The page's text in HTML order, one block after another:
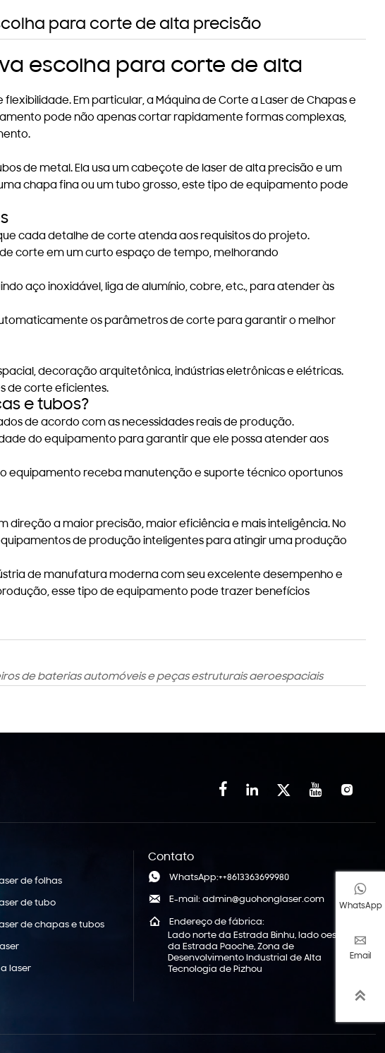
para corte de alta precisão
escolha para corte de alta
Em particular, a Máquina de Corte a Laser de Chapas e
pode não apenas cortar rapidamente formas complexas,
de metal. Ela usa um cabeçote de laser de alta precisão e um
chapa fina ou um tubo grosso, este tipo de equipamento pode
cada detalhe de corte atenda aos requisitos do projeto.
corte em um curto espaço de tempo, melhorando
aço inoxidável, liga de alumínio, cobre, etc., para atender às
os parâmetros de corte para garantir o melhor
decoração arquitetônica, indústrias eletrônicas e elétricas.
de corte eficientes.
e tubos?
de acordo com as necessidades reais de produção.
do equipamento para garantir que ele possa atender aos
equipamento receba manutenção e suporte técnico oportunos
direção a maior precisão, maior eficiência e mais inteligência. No
de produção inteligentes para atingir uma produção
de manufatura moderna com seu excelente desempenho e
esse tipo de equipamento pode trazer benefícios
de baterias automóveis e peças estruturais aeroespaciais
    
de folhas
de tubo
de chapas e tubos
laser
Contato
 WhatsApp:++8613363699980
 E-mail: admin@guohonglaser.com

Endereço de fábrica:
Lado norte da Estrada Binhu, lado oeste
da Estrada Paoche, Zona de
Desenvolvimento Industrial de Alta
Tecnologia de Pizhou

WhatsApp

Email
